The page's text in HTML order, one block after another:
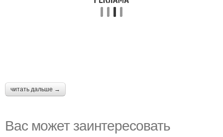
читать дальше →
Вас может заинтересовать